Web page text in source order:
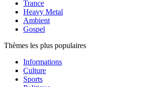
Trance
Heavy Metal
Ambient
Gospel
Thèmes les plus populaires
Informations
Culture
Sports